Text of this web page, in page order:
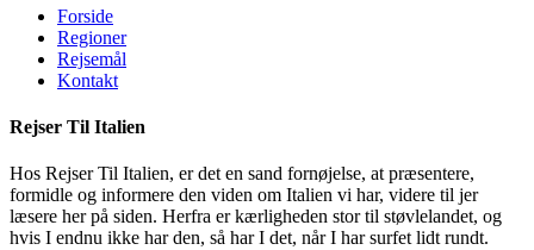
Forside
Regioner
Rejsemål
Kontakt
Rejser Til Italien
Hos Rejser Til Italien, er det en sand fornøjelse, at præsentere,
formidle og informere den viden om Italien vi har, videre til jer
læsere her på siden. Herfra er kærligheden stor til støvlelandet, og
hvis I endnu ikke har den, så har I det, når I har surfet lidt rundt.